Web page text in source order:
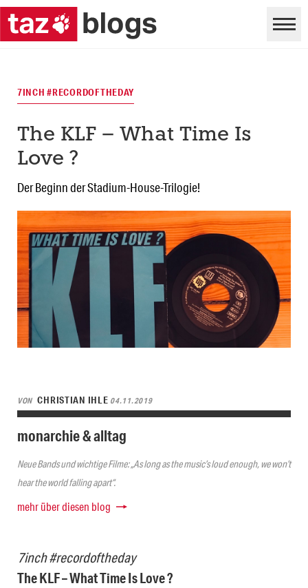
7INCH #RECORDOFTHEDAY
The KLF – What Time Is
Love ?
Der Beginn der Stadium-House-Trilogie!
VON CHRISTIAN IHLE 04.11.2019
monarchie & alltag
Neue Bands und wichtige Filme: „As long as the music’s loud enough, we won’t
hear the world falling apart“.
mehr über diesen blog
7inch #recordoftheday
The KLF – What Time Is Love ?